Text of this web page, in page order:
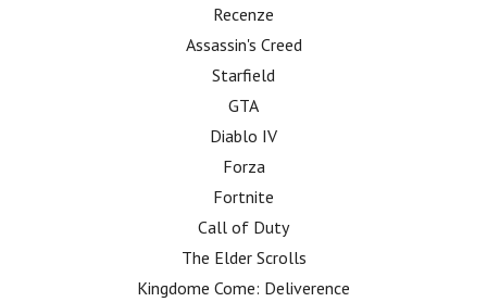
Recenze
Assassin's Creed
Starfield
GTA
Diablo IV
Forza
Fortnite
Call of Duty
The Elder Scrolls
Kingdome Come: Deliverence